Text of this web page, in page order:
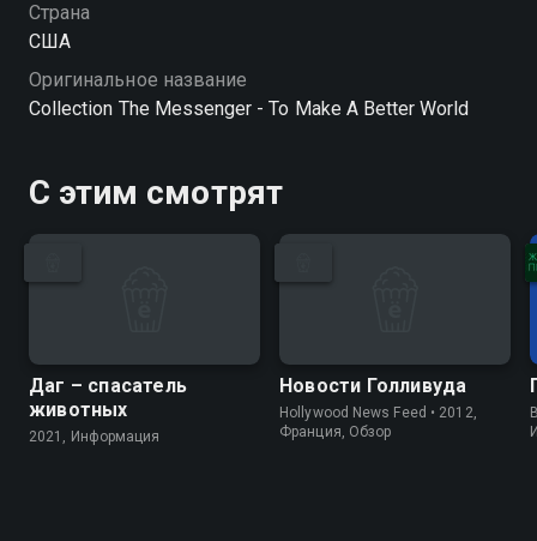
Страна
США
Оригинальное название
Collection The Messenger - To Make A Better World
С этим смотрят
Даг – спасатель
животных
2021, Информация
Новости Голливуда
Hollywood News Feed • 2012,
Франция, Обзор